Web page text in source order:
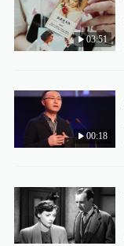
03:51
00:18